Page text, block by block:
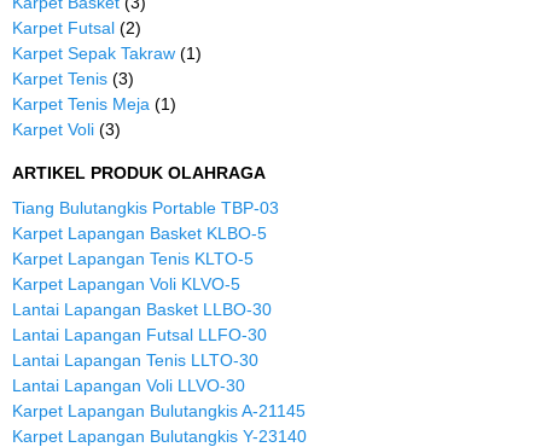
Karpet Futsal (2)
Karpet Sepak Takraw (1)
Karpet Tenis (3)
Karpet Tenis Meja (1)
Karpet Voli (3)
ARTIKEL PRODUK OLAHRAGA
Tiang Bulutangkis Portable TBP-03
Karpet Lapangan Basket KLBO-5
Karpet Lapangan Tenis KLTO-5
Karpet Lapangan Voli KLVO-5
Lantai Lapangan Basket LLBO-30
Lantai Lapangan Futsal LLFO-30
Lantai Lapangan Tenis LLTO-30
Lantai Lapangan Voli LLVO-30
Karpet Lapangan Bulutangkis A-21145
Karpet Lapangan Bulutangkis Y-23140